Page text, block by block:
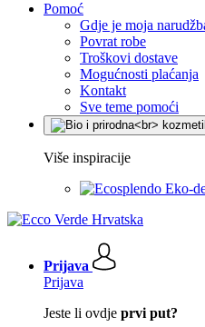
Pomoć
Gdje je moja
Povrat robe
Troškovi dostave
Mogućnosti plaćanja
Kontakt
Sve teme pomoći
Više inspiracije
Eko-
Prijava
Prijava
Jeste li ovdje prvi put?